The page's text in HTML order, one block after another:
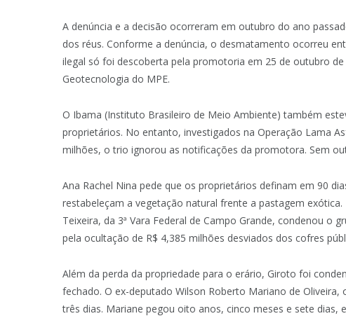
A denúncia e a decisão ocorreram em outubro do ano
dos réus. Conforme a denúncia, o desmatamento ocorreu
ilegal só foi descoberta pela promotoria em 25 de outubro
Geotecnologia do MPE.
O Ibama (Instituto Brasileiro de Meio Ambiente) também
proprietários. No entanto, investigados na Operação Lama
milhões, o trio ignorou as notificações da promotora. Sem
Ana Rachel Nina pede que os proprietários definam em 90
restabeleçam a vegetação natural frente a pastagem
Teixeira, da 3ª Vara Federal de Campo Grande, condenou o
pela ocultação de R$ 4,385 milhões desviados dos cofres
Além da perda da propriedade para o erário, Giroto foi
fechado. O ex-deputado Wilson Roberto Mariano de
três dias. Mariane pegou oito anos, cinco meses e sete